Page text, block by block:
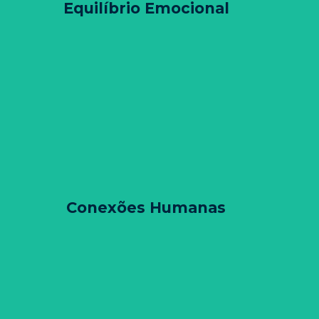
Equilíbrio Emocional
sua estabilidade emocional e bem-estar. Neste refúgio simbólico,
Conexões Humanas
explorar, entender e fortalecer suas relações humanas. Nessa